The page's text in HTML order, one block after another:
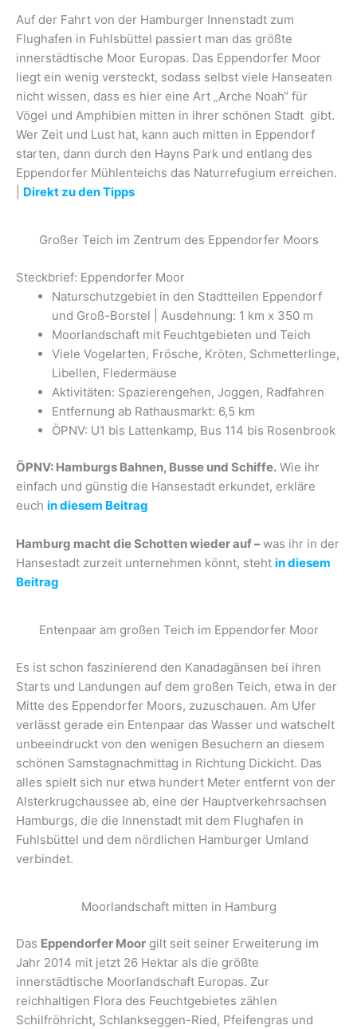
Auf der Fahrt von der Hamburger Innenstadt zum
Flughafen in Fuhlsbüttel passiert man das größte
innerstädtische Moor Europas. Das Eppendorfer Moor
liegt ein wenig versteckt, sodass selbst viele Hanseaten
nicht wissen, dass es hier eine Art „Arche Noah“ für
Vögel und Amphibien mitten in ihrer schönen Stadt gibt.
Wer Zeit und Lust hat, kann auch mitten in Eppendorf
starten, dann durch den Hayns Park und entlang des
Eppendorfer Mühlenteichs das Naturrefugium erreichen.
Direkt zu den Tipps
Großer Teich im Zentrum des Eppendorfer Moors
Steckbrief: Eppendorfer Moor
Naturschutzgebiet in den Stadtteilen Eppendorf
und Groß-Borstel | Ausdehnung: 1 km x 350 m
Moorlandschaft mit Feuchtgebieten und Teich
Viele Vogelarten, Frösche, Kröten, Schmetterlinge,
Libellen, Fledermäuse
Aktivitäten: Spazierengehen, Joggen, Radfahren
Entfernung ab Rathausmarkt: 6,5 km
ÖPNV: U1 bis Lattenkamp, Bus 114 bis Rosenbrook
ÖPNV: Hamburgs Bahnen, Busse und Schiffe. Wie ihr
einfach und günstig die Hansestadt erkundet, erkläre
euch in diesem Beitrag
Hamburg macht die Schotten wieder auf –was ihr in der
Hansestadt zurzeit unternehmen könnt, steht in diesem
Beitrag
Entenpaar am großen Teich im Eppendorfer Moor
Es ist schon faszinierend den Kanadagänsen bei ihren
Starts und Landungen auf dem großen Teich, etwa in der
Mitte des Eppendorfer Moors, zuzuschauen. Am Ufer
verlässt gerade ein Entenpaar das Wasser und watschelt
unbeeindruckt von den wenigen Besuchern an diesem
schönen Samstagnachmittag in Richtung Dickicht. Das
alles spielt sich nur etwa hundert Meter entfernt von der
Alsterkrugchaussee ab, eine der Hauptverkehrsachsen
Hamburgs, die die Innenstadt mit dem Flughafen in
Fuhlsbüttel und dem nördlichen Hamburger Umland
verbindet.
Moorlandschaft mitten in Hamburg
Das Eppendorfer Moor gilt seit seiner Erweiterung im
Jahr 2014 mit jetzt 26 Hektar als die größte
innerstädtische Moorlandschaft Europas. Zur
reichhaltigen Flora des Feuchtgebietes zählen
Schilfröhricht, Schlankseggen-Ried, Pfeifengras und